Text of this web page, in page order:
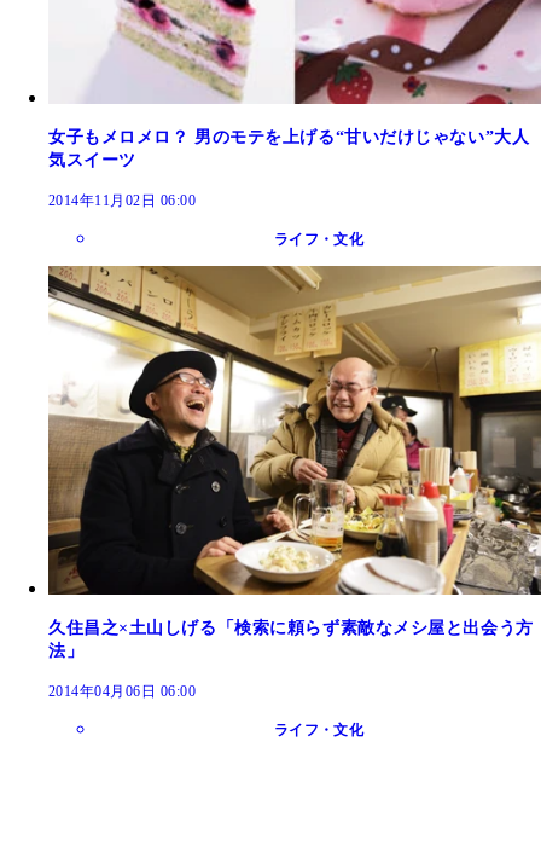
女子もメロメロ？ 男のモテを上げる“甘いだけじゃない”大人
気スイーツ
2014年11月02日 06:00
ライフ・文化
久住昌之×土山しげる「検索に頼らず素敵なメシ屋と出会う方
法」
2014年04月06日 06:00
ライフ・文化